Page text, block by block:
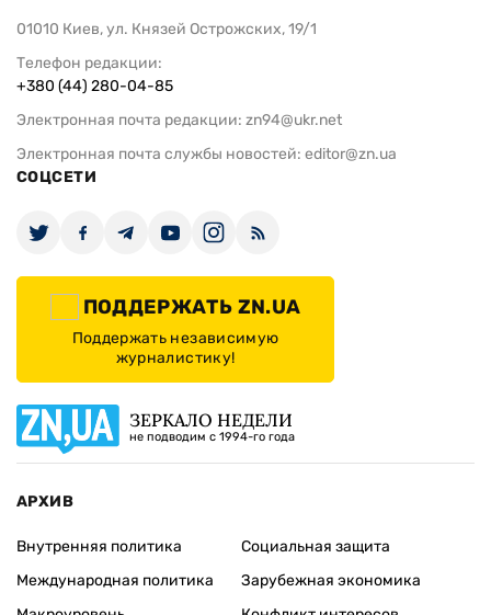
01010 Киев, ул. Князей Острожских, 19/1
Телефон редакции:
+380 (44) 280-04-85
Электронная почта редакции: zn94@ukr.net
Электронная почта службы новостей: editor@zn.ua
СОЦСЕТИ
ПОДДЕРЖАТЬ ZN.UA
Поддержать независимую
журналистику!
ЗЕРКАЛО НЕДЕЛИ
не подводим с 1994-го года
АРХИВ
Внутренняя политика
Международная политика
Социальная защита
Зарубежная экономика